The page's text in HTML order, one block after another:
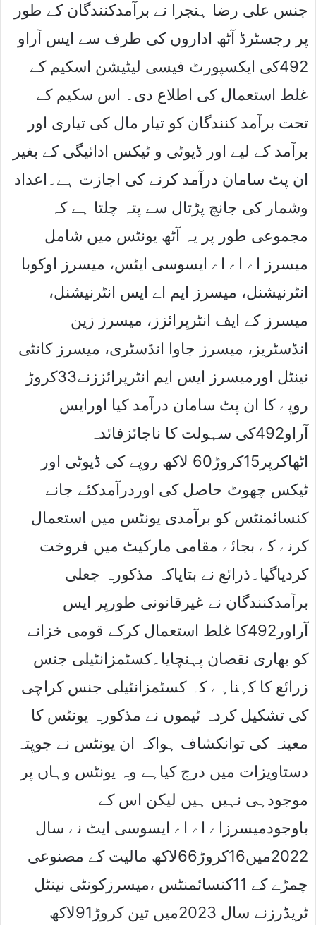
جنس علی رضا ہنجرا نے برآمدکنندگان کے طور
پر رجسٹرڈ آٹھ اداروں کی طرف سے ایس آراو
492کی ایکسپورٹ فیسی لیٹیشن اسکیم کے
غلط استعمال کی اطلاع دی۔ اس سکیم کے
تحت برآمد کنندگان کو تیار مال کی تیاری اور
برآمد کے لیے اور ڈیوٹی و ٹیکس ادائیگی کے بغیر
ان پٹ سامان درآمد کرنے کی اجازت ہے۔اعداد
وشمار کی جانچ پڑتال سے پتہ چلتا ہے کہ
مجموعی طور پر یہ آٹھ یونٹس میں شامل
میسرز اے اے اے ایسوسی ایٹس، میسرز اوکوبا
انٹرنیشنل، میسرز ایم اے ایس انٹرنیشنل،
میسرز کے ایف انٹرپرائزز، میسرز زین
انڈسٹریز، میسرز جاوا انڈسٹری، میسرز کانٹی
نینٹل اورمیسرز ایس ایم انٹرپرائززنے33کروڑ
روپے کا ان پٹ سامان درآمد کیا اورایس
آراو492کی سہولت کا ناجائزفائدہ
اٹھاکرپر15کروڑ60 لاکھ روپے کی ڈیوٹی اور
ٹیکس چھوٹ حاصل کی اوردرآمدکئے جانے
کنسائمنٹس کو برآمدی یونٹس میں استعمال
کرنے کے بجائے مقامی مارکیٹ میں فروخت
کردیاگیا۔ذرائع نے بتایاکہ مذکورہ جعلی
برآمدکنندگان نے غیرقانونی طورپر ایس
آراور492کا غلط استعمال کرکے قومی خزانے
کو بھاری نقصان پہنچایا۔کسٹمزانٹیلی جنس
زرائع کا کہناہے کہ کسٹمزانٹیلی جنس کراچی
کی تشکیل کردہ ٹیموں نے مذکورہ یونٹس کا
معینہ کی توانکشاف ہواکہ ان یونٹس نے جوپتہ
دستاویزات میں درج کیاہے وہ یونٹس وہاں پر
موجودہی نہیں ہیں لیکن اس کے
باوجودمیسرزاے اے اے ایسوسی ایٹ نے سال
2022میں16کروڑ66لاکھ مالیت کے مصنوعی
چمڑے کے 11کنسائمنٹس ،میسرزکونٹی نینٹل
ٹریڈرزنے سال 2023میں تین کروڑ91لاکھ